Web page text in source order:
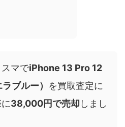
マでiPhone 13 Pro 12
ブルー） を買取査定に
38,000円で売却 しまし